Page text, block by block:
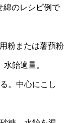
綿のレシピ例で
粉または薯蕷粉
飴適量。
。中心にこし